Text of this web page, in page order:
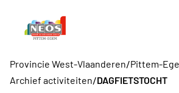
Provincie West-Vlaanderen/Pittem-
Archief activiteiten/DAGFIETSTOCHT